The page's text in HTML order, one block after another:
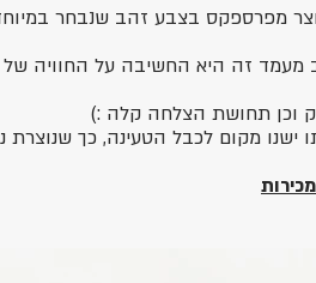
מפרספקס בצבע זהב שנבחר
מעמד זה היא החשיבה על החוויה
וכן תחושת הצלחה קלה :)
ישנו מקום לכבל הטעינה, כך שנוצרת